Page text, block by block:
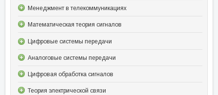
Менеджмент в телекоммуникациях
Математическая теория сигналов
Цифровые системы передачи
Аналоговые системы передачи
Цифровая обработка сигналов
Теория электрической связи